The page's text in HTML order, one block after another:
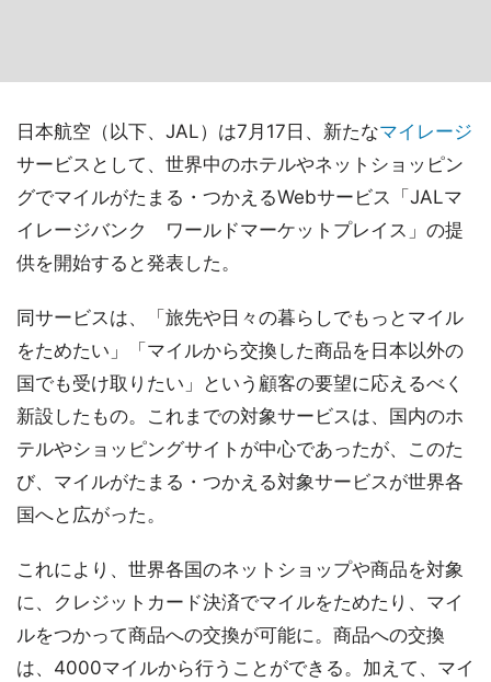
日本航空（以下、JAL）は7月17日、新たなマイレージ
サービスとして、世界中のホテルやネットショッピン
グでマイルがたまる・つかえるWebサービス「JALマ
イレージバンク ワールドマーケットプレイス」の提
供を開始すると発表した。
同サービスは、「旅先や日々の暮らしでもっとマイル
をためたい」「マイルから交換した商品を日本以外の
国でも受け取りたい」という顧客の要望に応えるべく
新設したもの。これまでの対象サービスは、国内のホ
テルやショッピングサイトが中心であったが、このた
び、マイルがたまる・つかえる対象サービスが世界各
国へと広がった。
これにより、世界各国のネットショップや商品を対象
に、クレジットカード決済でマイルをためたり、マイ
ルをつかって商品への交換が可能に。商品への交換
は、4000マイルから行うことができる。加えて、マイ